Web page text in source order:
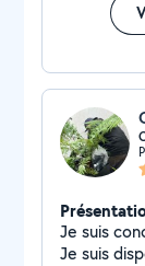
Je suis
Je suis